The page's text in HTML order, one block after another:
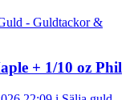
- Guldtackor &
+ 1/10 oz Phil